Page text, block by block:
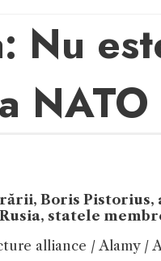
Nu
NATO
Boris Pistorius,
statele
alliance / Alamy /